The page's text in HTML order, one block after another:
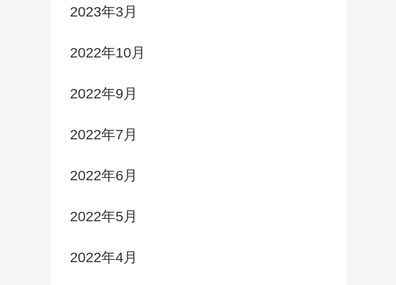
2023年3月
2022年10月
2022年9月
2022年7月
2022年6月
2022年5月
2022年4月